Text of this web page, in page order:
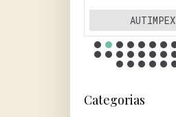
AUTIMPEX
Categorias